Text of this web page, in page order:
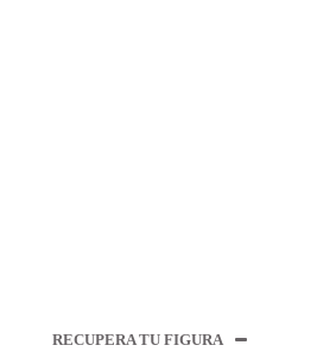
RECUPERA TU FIGURA